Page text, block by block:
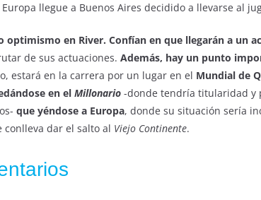
llegue a Buenos Aires decidido a llevarse al
optimismo en River. Confían en que llegarán a un
de sus actuaciones. Además, hay un punto
estará en la carrera por un lugar en el Mundial de
en el Millonario -donde tendría titularidad y
que yéndose a Europa, donde su situación sería
conlleva dar el salto al Viejo Continente.